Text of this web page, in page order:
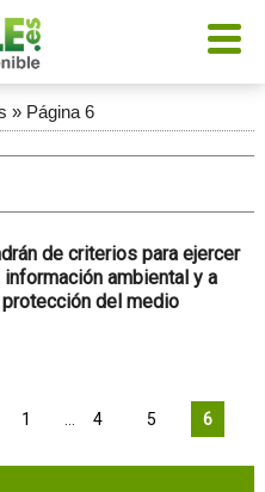
» Página 6
de criterios para ejercer
ambiental y a
del medio
1 4 5 6